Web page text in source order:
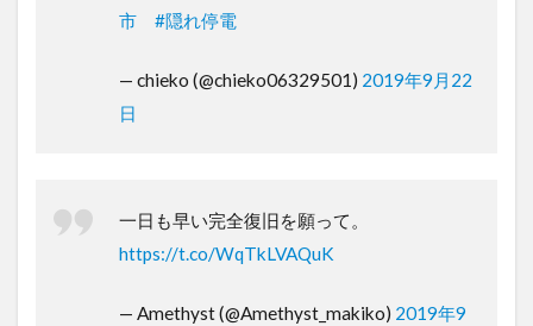
市
#隠れ停電
— chieko (@chieko06329501) 2019年9月22
日
一日も早い完全復旧を願って。
https://t.co/WqTkLVAQuK
— Amethyst (@Amethyst_makiko) 2019年9